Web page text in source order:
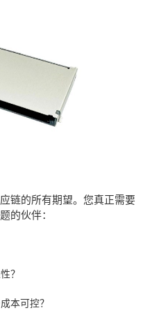
链的所有期望。您真正需要
的伙伴：
？
本可控？